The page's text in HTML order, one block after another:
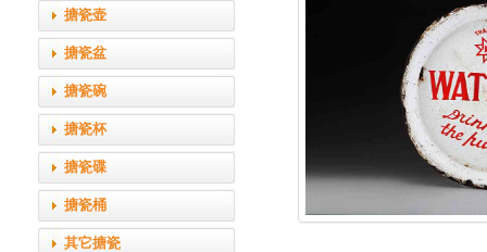
搪瓷壶
搪瓷盆
搪瓷碗
搪瓷杯
搪瓷碟
搪瓷桶
其它搪瓷